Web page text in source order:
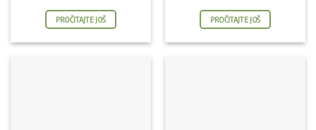
PROČITAJTE JOŠ PROČITAJTE JOŠ